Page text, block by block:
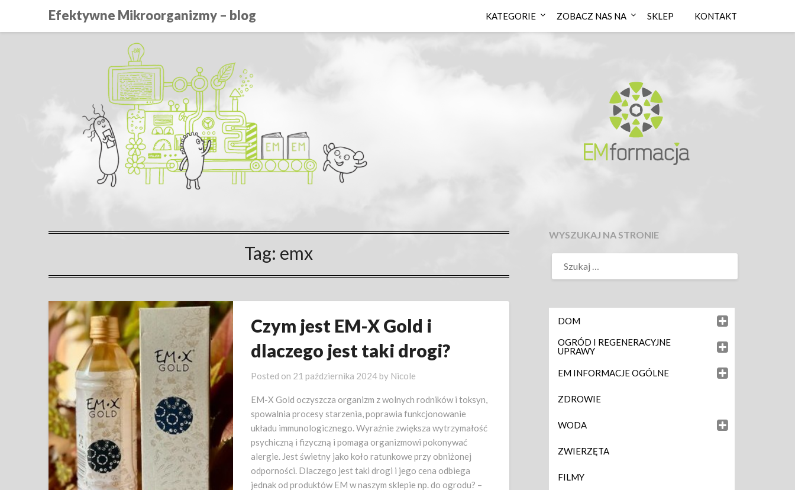
Efektywne Mikroorganizmy – blog KATEGORIE ZOBACZ NAS NA SKLEP KONTAKT
Tag: emx
Czym jest EM-X Gold i
dlaczego jest taki drogi?
Posted on 21 października 2024by Nicole
EM-X Gold oczyszcza organizm z wolnych rodników i toksyn,
spowalnia procesy starzenia, poprawia funkcjonowanie
układu immunologicznego. Wyraźnie zwiększa wytrzymałość
psychiczną i fizyczną i pomaga organizmowi pokonywać
alergie. Jest świetny jako koło ratunkowe przy obniżonej
odporności. Dlaczego jest taki drogi i jego cena odbiega
jednak od produktów EM w naszym sklepie np. do ogrodu? –
WYSZUKAJ NA STRONIE
DOM
OGRÓD I REGENERACYJNE
UPRAWY
EM INFORMACJE OGÓLNE
ZDROWIE
WODA
ZWIERZĘTA
FILMY